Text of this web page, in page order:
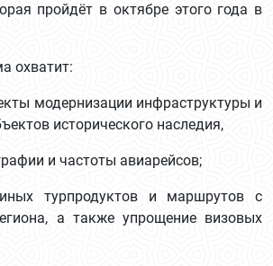
пройдёт в октябре этого года в
охватит:
модернизации инфраструктуры и
исторического наследия,
и частоты авиарейсов;
турпродуктов и маршрутов с
а также упрощение визовых